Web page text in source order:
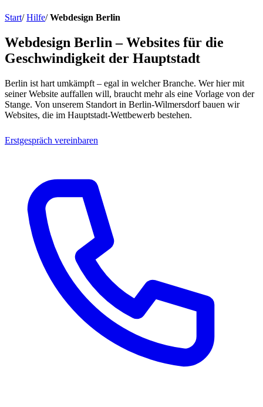
Start/ Hilfe/ Webdesign Berlin
Webdesign Berlin – Websites für die
Geschwindigkeit der Hauptstadt
Berlin ist hart umkämpft – egal in welcher Branche. Wer hier mit
seiner Website auffallen will, braucht mehr als eine Vorlage von der
Stange. Von unserem Standort in Berlin-Wilmersdorf bauen wir
Websites, die im Hauptstadt-Wettbewerb bestehen.
Erstgespräch vereinbaren